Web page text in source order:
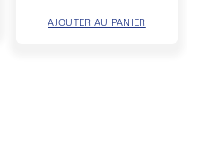
AJOUTER AU PANIER